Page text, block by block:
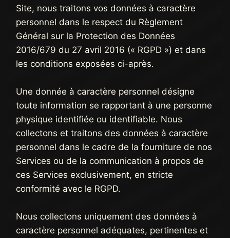
Site, nous traitons vos données à caractère
personnel dans le respect du Règlement
Général sur la Protection des Données
2016/679 du 27 avril 2016 (« RGPD ») et dans
les conditions exposées ci-après.
Une donnée à caractère personnel désigne
toute information se rapportant à une personne
physique identifiée ou identifiable. Nous
collectons et traitons des données à caractère
personnel dans le cadre de la fourniture de nos
Services ou de la communication à propos de
ces Services exclusivement, en stricte
conformité avec le RGPD.
Nous collectons uniquement des données à
caractère personnel adéquates, pertinentes et